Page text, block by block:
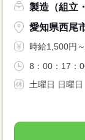
製造（組立
愛知県西尾
時給1,500円
8：00：17：
土曜日 日曜日